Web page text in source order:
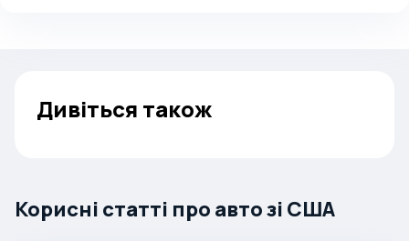
Дивіться також
Корисні статті про авто зі США